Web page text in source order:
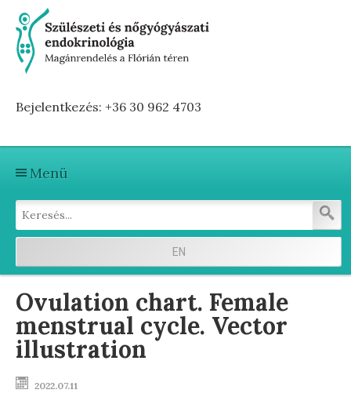
Bejelentkezés: +36 30 962 4703
Menü
Kezdőlap
Szolgáltatások
Első vizitre készülve
Terhesség előtti hormonvizsgálat
Terhesség alatti hormonvizsgálat
Testsúly optimalizálása
EN
Ovulation chart. Female
menstrual cycle. Vector
illustration
2022.07.11